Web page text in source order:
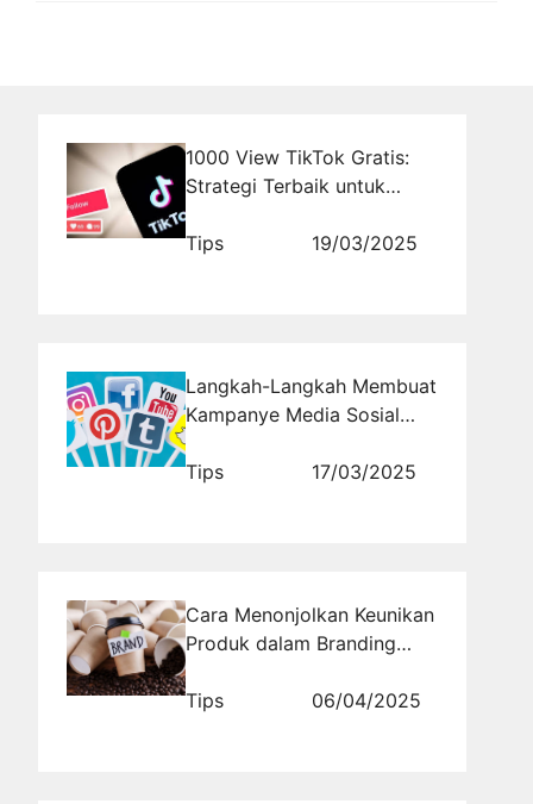
1000 View TikTok Gratis:
Strategi Terbaik untuk
Tips
19/03/2025
Langkah-Langkah Membuat
Kampanye Media Sosial
Konsisten
Tips 17/03/2025
Cara Menonjolkan Keunikan
Produk dalam Branding
Tips
06/04/2025